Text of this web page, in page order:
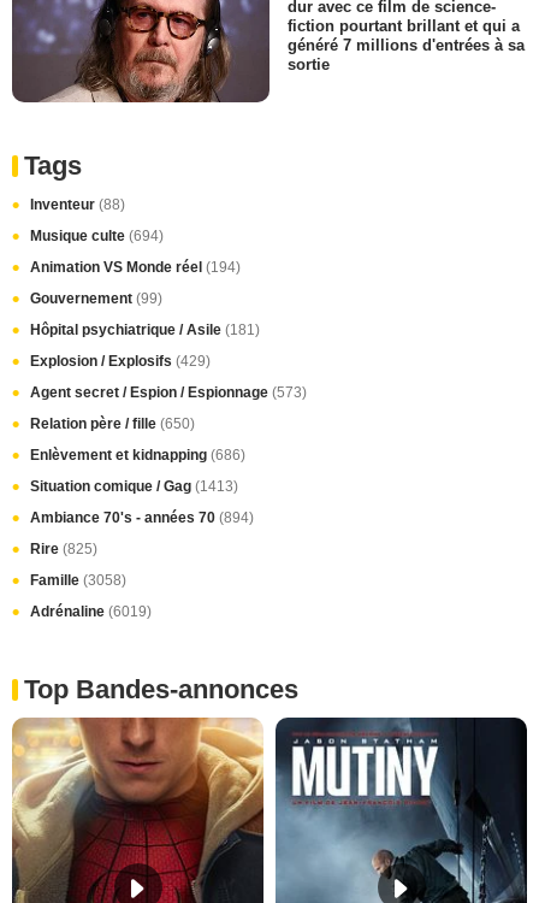
dur avec ce film de science-
fiction pourtant brillant et qui a
généré 7 millions d'entrées à sa
sortie
Tags
Inventeur (88)
Musique culte (694)
Animation VS Monde réel (194)
Gouvernement (99)
Hôpital psychiatrique / Asile (181)
Explosion / Explosifs (429)
Agent secret / Espion / Espionnage (573)
Relation père / fille (650)
Enlèvement et kidnapping (686)
Situation comique / Gag (1413)
Ambiance 70's - années 70 (894)
Rire (825)
Famille (3058)
Adrénaline (6019)
Top Bandes-annonces